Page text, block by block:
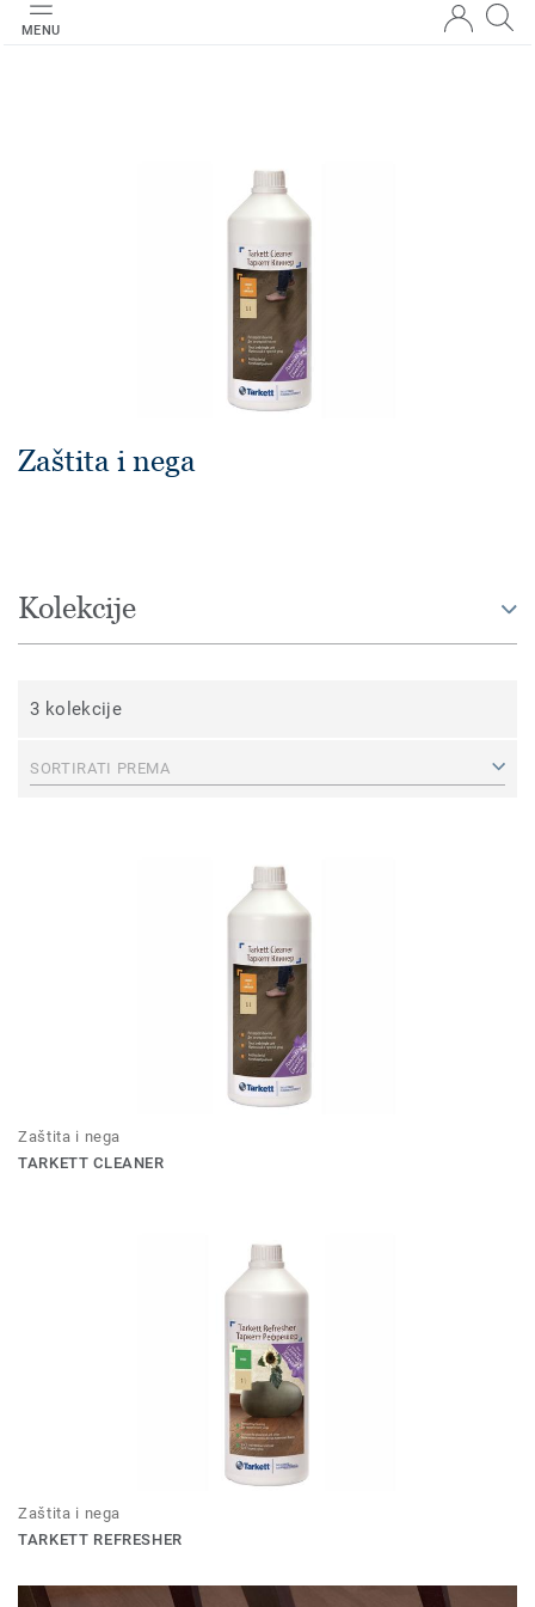
MENU
Zaštita i nega
Kolekcije
3 kolekcije
SORTIRATI PREMA
Zaštita i nega
TARKETT CLEANER
Zaštita i nega
TARKETT REFRESHER